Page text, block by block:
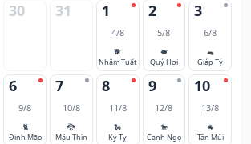
30 31 1
4/8
🐕
Nhâm Tuất
2
5/8
🐖
Quý Hợi
3
6/8
🐀
Giáp Tý
6
9/8
🐈
Đinh Mão
7
10/8
🐉
Mậu Thìn
8
11/8
🐍
Kỷ Tỵ
9
12/8
🐎
Canh Ngọ
10
13/8
🐐
Tân Mùi